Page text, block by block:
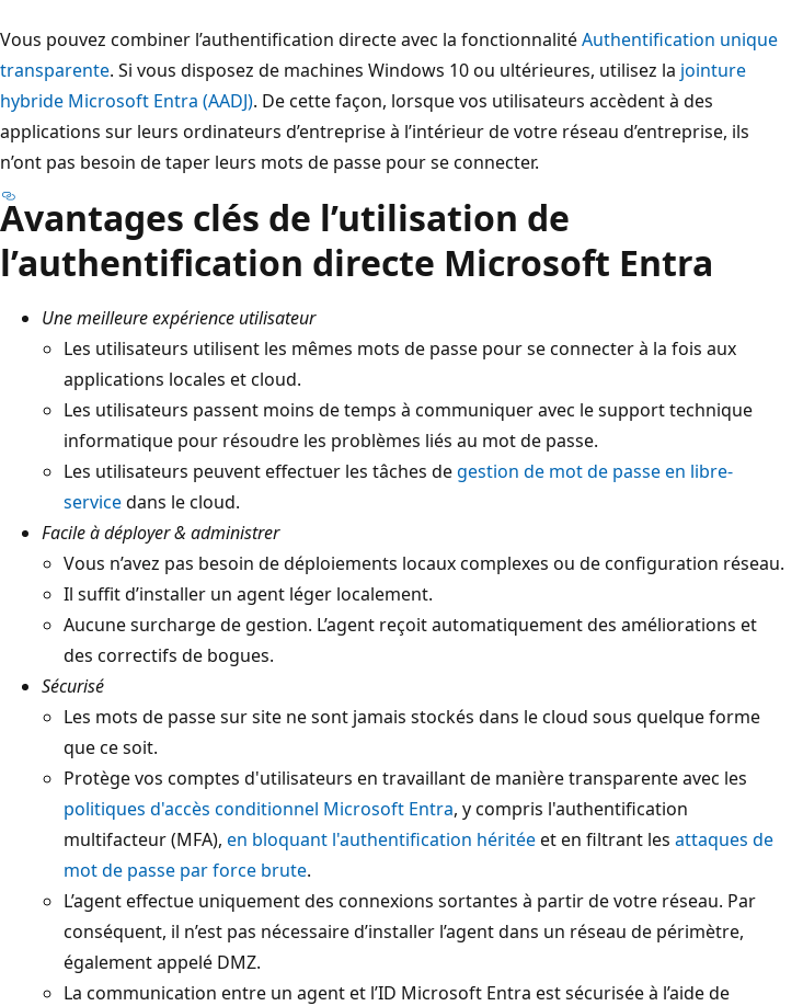
Vous pouvez combiner l’authentification directe avec la fonctionnalitéAuthentification unique
transparente. Si vous disposez de machines Windows 10 ou ultérieures, utilisez la jointure
hybride Microsoft Entra (AADJ). De cette façon, lorsque vos utilisateurs accèdent à des
applications sur leurs ordinateurs d’entreprise à l’intérieur de votre réseau d’entreprise, ils
n’ont pas besoin de taper leurs mots de passe pour se connecter.
Avantages clés de l’utilisation de
l’authentification directe Microsoft Entra
Une meilleure expérience utilisateur
Les utilisateurs utilisent les mêmes mots de passe pour se connecter à la fois aux
applications locales et cloud.
Les utilisateurs passent moins de temps à communiquer avec le support technique
informatique pour résoudre les problèmes liés au mot de passe.
Les utilisateurs peuvent effectuer les tâches degestion de mot de passe en libre-
servicedans le cloud.
Facile à déployer & administrer
Vous n’avez pas besoin de déploiements locaux complexes ou de configuration réseau.
Il suffit d’installer un agent léger localement.
Aucune surcharge de gestion. L’agent reçoit automatiquement des améliorations et
des correctifs de bogues.
Sécurisé
Les mots de passe sur site ne sont jamais stockés dans le cloud sous quelque forme
que ce soit.
Protège vos comptes d'utilisateurs en travaillant de manière transparente avec les
politiques d'accès conditionnel Microsoft Entra, y compris l'authentification
multifacteur (MFA), en bloquant l'authentification héritéeet en filtrant les attaques de
mot de passe par force brute.
L’agent effectue uniquement des connexions sortantes à partir de votre réseau. Par
conséquent, il n’est pas nécessaire d’installer l’agent dans un réseau de périmètre,
également appelé DMZ.
La communication entre un agent et l’ID Microsoft Entra est sécurisée à l’aide de